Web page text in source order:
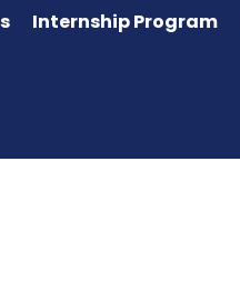
Internship Program